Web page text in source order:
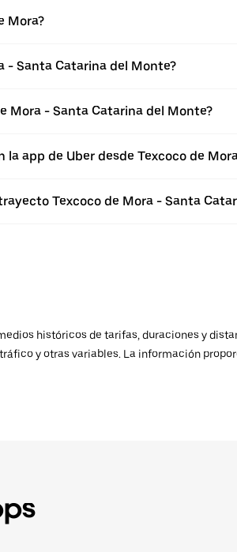
Mora?
- Santa Catarina del Monte?
Mora - Santa Catarina del Monte?
app de Uber desde Texcoco de
Texcoco de Mora - Santa
históricos de tarifas, duraciones y
y otras variables. La información